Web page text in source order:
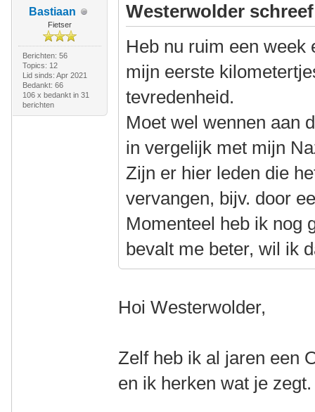
Bastiaan
Fietser
Berichten: 56
Topics: 12
Lid sinds: Apr 2021
Bedankt: 66
106 x bedankt in 31
berichten
Westerwolder
Heb nu ruim een week
mijn eerste
tevredenheid.
Moet wel wennen aan
in vergelijk met mijn
Zijn er hier leden die
vervangen, bijv. door
Momenteel heb ik nog
bevalt me beter, wil ik
Hoi Westerwolder,
Zelf heb ik al jaren een
en ik herken wat je zegt.